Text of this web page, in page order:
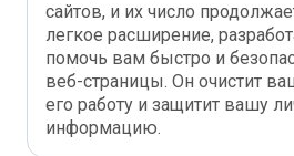
сайтов, и их число
легкое расширение,
помочь вам быстро и
веб-страницы. Он очистит
его работу и защитит вашу
информацию.